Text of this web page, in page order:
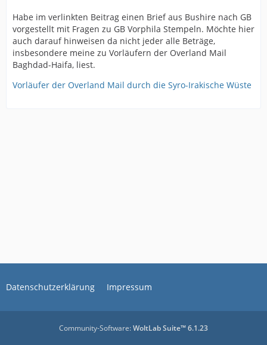
Habe im verlinkten Beitrag einen Brief aus Bushire nach GB
vorgestellt mit Fragen zu GB Vorphila Stempeln. Möchte hier
auch darauf hinweisen da nicht jeder alle Beträge,
insbesondere meine zu Vorläufern der Overland Mail
Baghdad-Haifa, liest.
Vorläufer der Overland Mail durch die Syro-Irakische Wüste
Datenschutzerklärung Impressum
Community-Software:WoltLab Suite™ 6.1.23